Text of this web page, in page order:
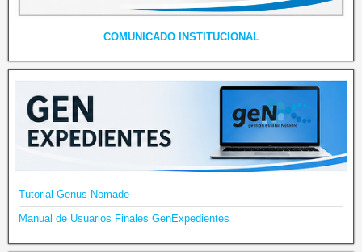
COMUNICADO INSTITUCIONAL
Tutorial Genus Nomade
Manual de Usuarios Finales GenExpedientes